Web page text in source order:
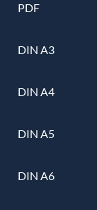
PDF
DIN A3
DIN A4
DIN A5
DIN A6